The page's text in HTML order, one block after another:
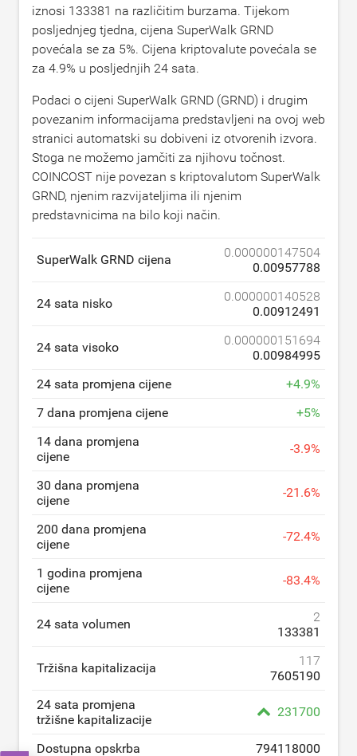
iznosi 133381 na različitim burzama. Tijekom
posljednjeg tjedna, cijena SuperWalk GRND
povećala se za 5%. Cijena kriptovalute povećala se
za 4.9% u posljednjih 24 sata.
Podaci o cijeni SuperWalk GRND (GRND) i drugim
povezanim informacijama predstavljeni na ovoj web
stranici automatski su dobiveni iz otvorenih izvora.
Stoga ne možemo jamčiti za njihovu točnost.
COINCOST nije povezan s kriptovalutom SuperWalk
GRND, njenim razvijateljima ili njenim
predstavnicima na bilo koji način.
SuperWalk GRND cijena
0.000000147504
0.00957788
24 sata nisko
0.000000140528
0.00912491
24 sata visoko
0.000000151694
0.00984995
24 sata promjena cijene
+4.9%
7 dana promjena cijene
+5%
14 dana promjena
cijene
-3.9%
30 dana promjena
cijene
-21.6%
200 dana promjena
cijene
-72.4%
1 godina promjena
cijene
-83.4%
24 sata volumen
2
133381
Tržišna kapitalizacija
117
7605190
24 sata promjena
tržišne kapitalizacije
231700
Dostupna opskrba 794118000